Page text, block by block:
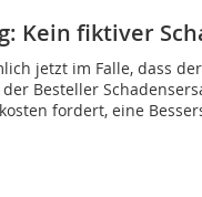
Kein fiktiver
jetzt im Falle, dass
Besteller
fordert, eine